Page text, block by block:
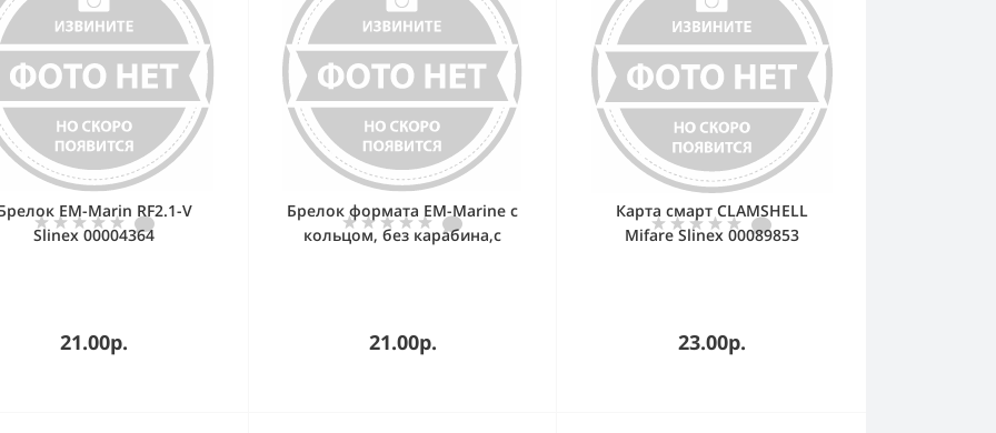
EM-Marin RF2.1-V
Slinex 00004364
21.00р.
Брелок формата EM-Marine с
кольцом, без карабина,с
21.00р.
Карта смарт CLAMSHELL
Mifare Slinex 00089853
23.00р.